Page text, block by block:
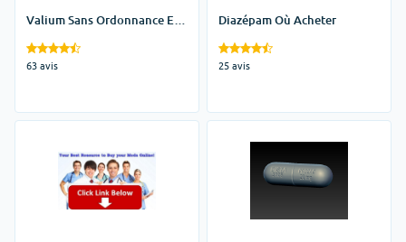
Valium Sans Ordonnance En
63 avis
Diazépam Où Acheter
25 avis